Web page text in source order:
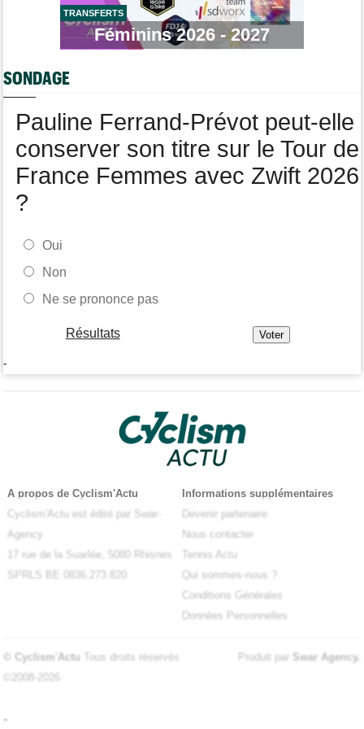
Le parcours de la 20e étape modifié en raison des éboulements
Web-série : "Course toujours, dans les coulisses de la FDJ
de 24 ans
TRANSFERTS
Féminins 2026 - 2027
SONDAGE
Pauline Ferrand-Prévot peut-elle
conserver son titre sur le Tour de
France Femmes avec Zwift 2026
?
Oui
Non
Ne se prononce pas
Résultats
-
A propos de Cyclism'Actu
Cyclism'Actu est édité par Swar-
Agency
17 rue de la Suarlée, 5080 Rhisnes
SPRLS BE 0836.273.820
Informations supplémentaires
Devenir partenaire
Nous contacter
Tennis Actu
Qui sommes-nous ?
Conditions Générales
Données Personnelles
© Cyclism'Actu Tous droits réservés
©2008-2026
Produit par Swar Agency.
-